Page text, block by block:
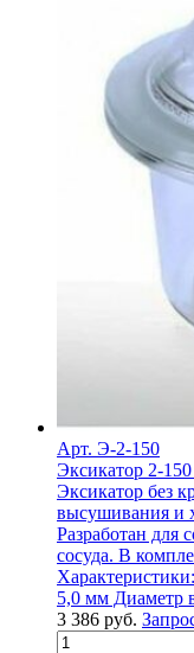
Арт. Э-2-150
Эксикатор 2-
Эксикатор без
высушивания и
Разработан для
сосуда. В
5,0 мм
3 386 руб.